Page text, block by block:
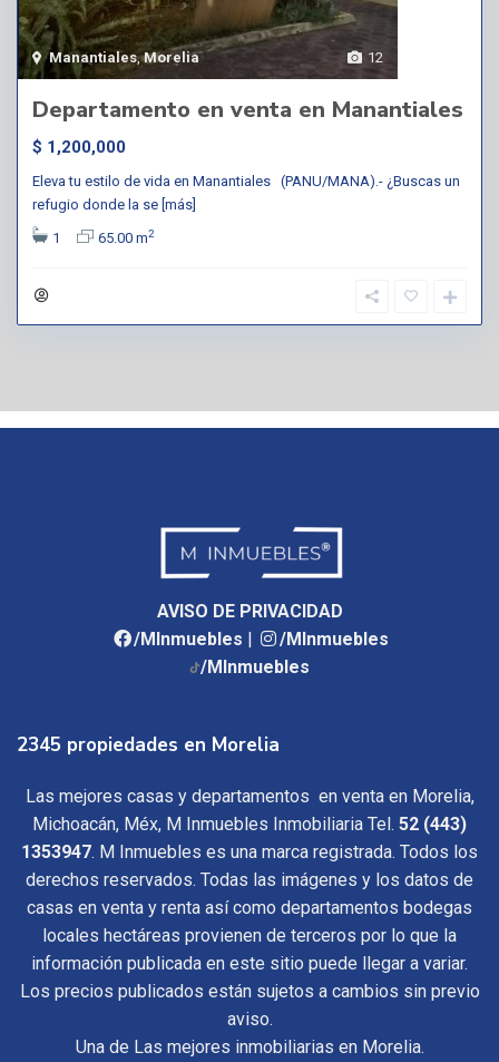
12
Manantiales,Morelia
Departamento en venta en Manantiales
$ 1,200,000
Eleva tu estilo de vida en Manantiales (PANU/MANA).- ¿Buscas un
refugio donde la se [más]
1
65.00 m2
AVISO DE PRIVACIDAD
/MInmuebles |
/MInmuebles
/MInmuebles
2345 propiedades en Morelia
Las mejores casas y departamentos en venta en Morelia,
Michoacán, Méx, M Inmuebles Inmobiliaria Tel. 52 (443)
1353947. M Inmuebles es una marca registrada. Todos los
derechos reservados. Todas las imágenes y los datos de
casas en venta y renta así como departamentos bodegas
locales hectáreas provienen de terceros por lo que la
información publicada en este sitio puede llegar a variar.
Los precios publicados están sujetos a cambios sin previo
aviso.
Una de Las mejores inmobiliarias en Morelia.